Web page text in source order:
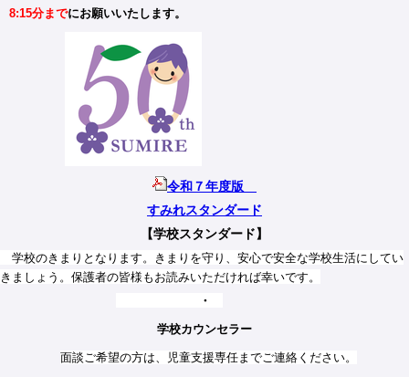
8:15分までにお願いいたします。
令和７年度版
すみれスタンダード
【学校スタンダード】
学校のきまりとなります。きまりを守り、安心で安全な学校生活にしてい
きましょう。保護者の皆様もお読みいただければ幸いです。
・
学校カウンセラー
面談ご希望の方は、児童支援専任までご連絡ください。